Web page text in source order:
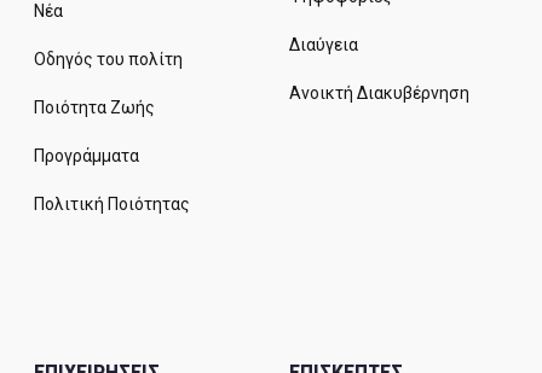
Νέα
Οδηγός του πολίτη
Ποιότητα Ζωής
Προγράμματα
Πολιτική Ποιότητας
Διαύγεια
Ανοικτή Διακυβέρνηση